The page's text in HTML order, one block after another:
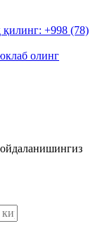
+998 (78)
олинг